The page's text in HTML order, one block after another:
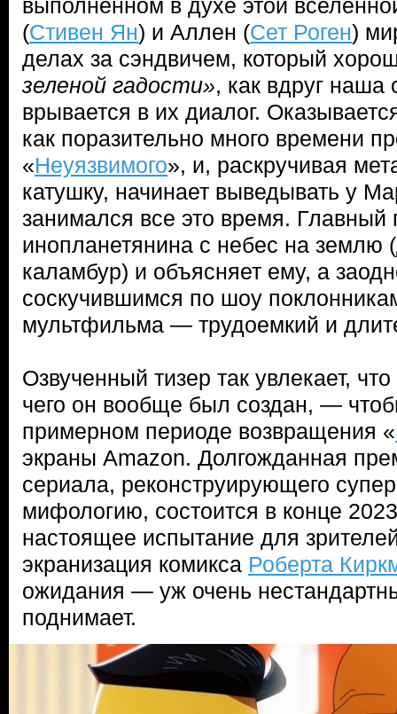
выполненном в духе этой
(Стивен Ян) и Аллен (Сет Роген)
делах за сэндвичем, который
зеленой гадости», как вдруг наша
врывается в их диалог.
как поразительно много времени
«Неуязвимого», и, раскручивая
катушку, начинает выведывать у
занимался все это время. Главный
инопланетянина с небес на землю
каламбур) и объясняет ему, а
соскучившимся по шоу
мультфильма — трудоемкий и
Озвученный тизер так увлекает,
чего он вообще был создан, —
примерном периоде возвращения «
экраны Amazon. Долгожданная
сериала, реконструирующего
мифологию, состоится в конце
настоящее испытание для
экранизация комикса Роберта
ожидания — уж очень
поднимает.